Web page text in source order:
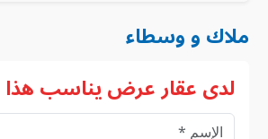
ملاك و وسطاء
لدى عقار عرض يناسب هذا